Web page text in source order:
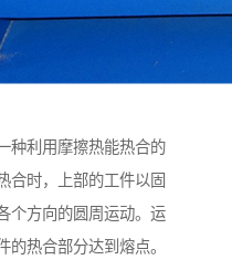
种利用摩擦热能热合的
合时，上部的工件以固
方向的圆周运动。运
热合部分达到熔点。